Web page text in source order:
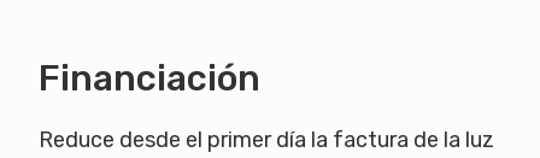
Financiación
Reduce desde el primer día la factura de la luz